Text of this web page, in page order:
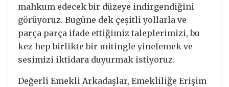
mahkum edecek bir düzeye indirgendiğini
görüyoruz. Bugüne dek çeşitli yollarla ve
parça parça ifade ettiğimiz taleplerimizi, bu
kez hep birlikte bir mitingle yinelemek ve
sesimizi iktidara duyurmak istiyoruz.
Değerli Emekli Arkadaşlar, Emekliliğe Erişim